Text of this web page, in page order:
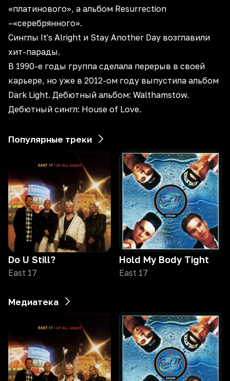
«платинового», а альбом Resurrection
–«серебрянного».
Синглы It's Alright и Stay Another Day возглавили
хит-парады.
В 1990-е годы группа сделала перерыв в своей
карьере, но уже в 2012-ом году выпустила альбом
Dark Light. Дебютный альбом: Walthamstow.
Дебютный сингл: House of Love.
Популярные треки
Do U Still?
East 17
Hold My Body Tight
East 17
Медиатека